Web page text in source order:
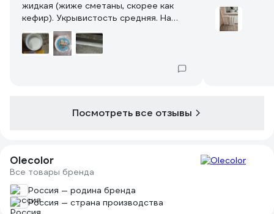
жидкая (жиже сметаны, скорее как
кефир). Укрывистость средняя. На
фото после двух проходов кистью.
Посмотреть все отзывы
Olecolor
Все товары бренда
Россия — родина бренда
Россия — страна производства